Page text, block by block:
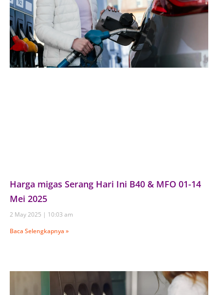
Harga migas Serang Hari Ini B40 & MFO 01-14
Mei 2025
2 May 2025
10:03 am
Baca Selengkapnya »